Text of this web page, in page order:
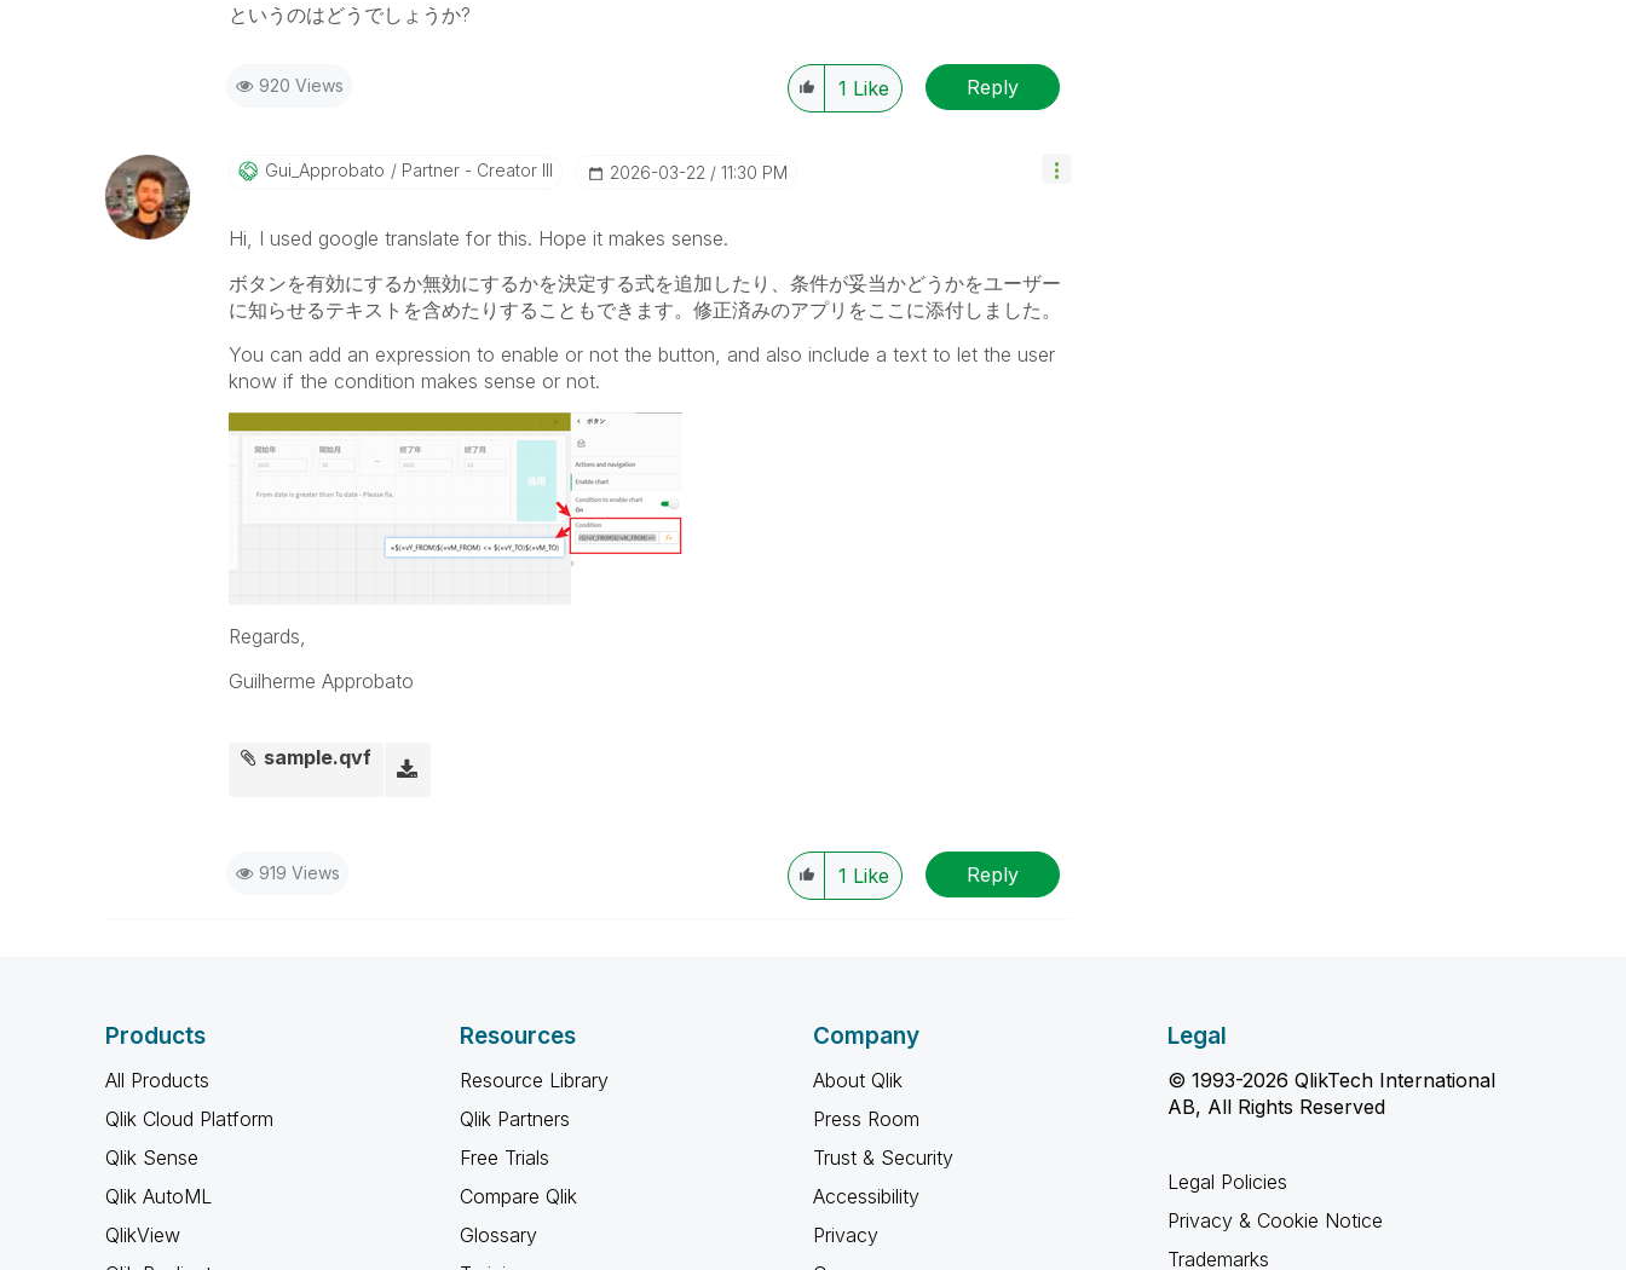
というのはどうでしょうか?
920 Views 1 Like Reply
Gui_Approbato Partner - Creator III ‎2026-03-22 11:30 PM
Hi, I used google translate for this. Hope it makes sense.
ボタンを有効にするか無効にするかを決定する式を追加したり、条件が妥当かどうかをユーザー
に知らせるテキストを含めたりすることもできます。修正済みのアプリをここに添付しました。
You can add an expression to enable or not the button, and also include a text to let the user
know if the condition makes sense or not.
Regards,
Guilherme Approbato
sample.qvf
919 Views 1 Like Reply
Products
All Products
Qlik Cloud Platform
Qlik Sense
Qlik AutoML
QlikView
Resources
Resource Library
Qlik Partners
Free Trials
Compare Qlik
Glossary
Company
About Qlik
Press Room
Trust & Security
Accessibility
Privacy
Legal
© 1993-2026 QlikTech International
AB, All Rights Reserved
Legal Policies
Privacy & Cookie Notice
Trademarks